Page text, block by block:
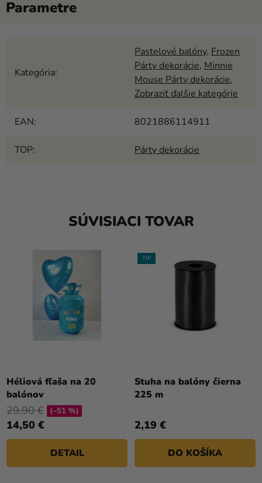
Kategória:
Pastelové balóny, Frozen
Párty dekorácie, Minnie
Mouse Párty dekorácie,
Zobraziť ďalšie kategórie
EAN: 8021886114911
TOP: Párty dekorácie
SÚVISIACI TOVAR
Héliová fľaša na 20
balónov
hodnotenie
je
5,0
5
hviezdičiek.
14,50 €
29,90 € (–51 %)
DETAIL
TIP
Stuha na balóny čierna
225 m
2,19 €
DO KOŠÍKA